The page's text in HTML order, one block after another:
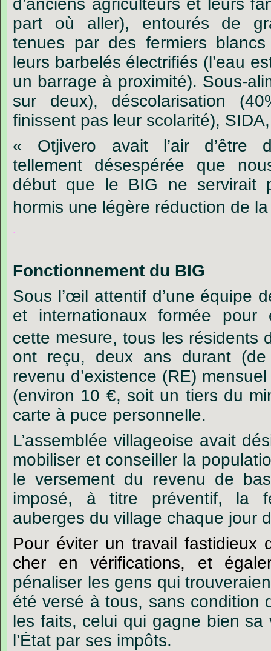
d’anciens agriculteurs et leurs
part
où aller), entourés de
tenues par des fermiers blancs
leurs barbelés électrifiés (l’eau
un barrage à proximité). Sous-
sur
deux), déscolarisation
finissent pas leur scolarité), SIDA,
« Otjivero
avait l’air d’être
tellement
désespérée que
début que le BIG ne servirait
hormis une légère réduction de la
.
Fonctionnement du BIG
Sous l’œil attentif d’une équipe
et
internationaux formée pour
cette mesure, tous les résidents
ont reçu, deux ans durant (de
revenu d’existence (RE) mensuel
(environ 10 €, soit un tiers du
carte à puce personnelle.
L’assemblée villageoise avait
mobiliser et conseiller la
le versement du revenu de
imposé, à titre préventif, la
auberges du village chaque jour
Pour éviter un travail fastidieux
cher
en vérifications, et
pénaliser les gens qui
été versé à tous, sans condition
les faits, celui qui gagne bien sa
l’État par ses impôts.